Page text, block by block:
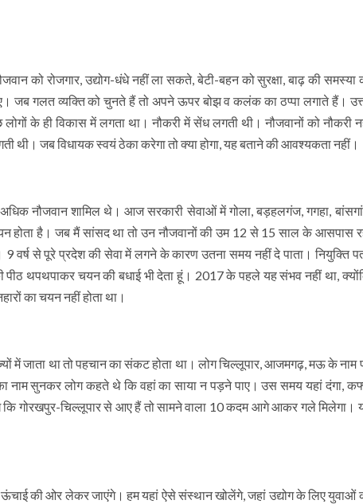
को रोजगार, उद्योग-धंधे नहीं ला सकते, बेटी-बहन को सुरक्षा, बाढ़ की समस्या
जब गलत व्यक्ति को चुनते हैं तो अपने ऊपर बोझ व कलंक का ठप्पा लगाते हैं।
के ही विकास में लगता था। नौकरी में सेंध लगती थी। नौजवानों को नौकरी
थी। जब विधायक स्वयं ठेका करेगा तो क्या होगा, यह बताने की आवश्यकता नहीं।
नौजवान शामिल थे। आज सरकारी सेवाओं में गोला, बड़हलगंज, गगहा,
होता है। जब मैं सांसद था तो उन नौजवानों की उम 12 से 15 साल के आसपास
वर्ष से पूरे प्रदेश की सेवा में लगने के कारण उतना समय नहीं दे पाता। नियुक्ति
पीठ थपथपाकर चयन की बधाई भी देता हूं। 2017 के पहले यह संभव नहीं था,
का चयन नहीं होता था।
में जाता था तो पहचान का संकट होता था। लोग चिल्लूपार, आजमगढ़, मऊ के नाम
नाम सुनकर लोग कहते थे कि वहां का साया न पड़ने पाए। उस समय यहां दंगा,
कि गोरखपुर-चिल्लूपार से आए हैं तो सामने वाला 10 कदम आगे आकर गले मिलेगा।
की ओर लेकर जाएंगे। हम यहां ऐसे संस्थान खोलेंगे, जहां उद्योग के लिए युवाओं